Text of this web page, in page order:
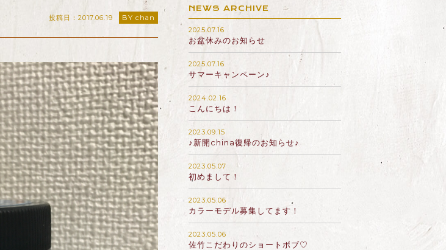
投稿日：2017.06.19 BY chan
NEWS ARCHIVE
2025.07.16
お盆休みのお知らせ
2025.07.16
サマーキャンペーン♪
2024.02.16
こんにちは！
2023.09.15
♪新開china復帰のお知らせ♪
2023.05.07
初めまして！
2023.05.06
カラーモデル募集してます！
2023.05.06
佐竹こだわりのショートボブ♡